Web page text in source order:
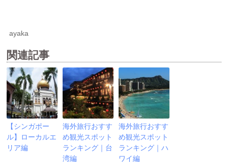
ayaka
関連記事
【シンガポー
ル】ローカルエ
リア編
海外旅行おすす
め観光スポット
ランキング｜台
湾編
海外旅行おすす
め観光スポット
ランキング｜ハ
ワイ編